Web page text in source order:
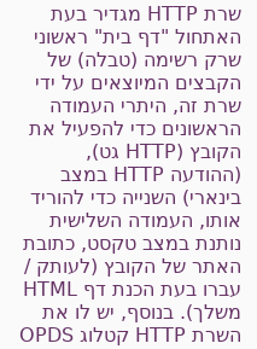
שרת HTTP מגדיר בעת
האתחול "דף בית" ראשוני
שרק רשימה (טבלה) של
הקבצים המיוצאים על ידי
שרת זה, היתרי העמודה
הראשונים כדי להפעיל את
הקובץ (HTTP גט),
(ההודעה HTTP במצב
בינארי) השנייה כדי להוריד
אותו, העמודה השלישית
נותנת במצב טקסט, כתובת
האתר של הקובץ (לעותק /
עברו בעת הכנת דף HTML
משלך). בנוסף, יש לו את
השרת HTTP קטלוג OPDS